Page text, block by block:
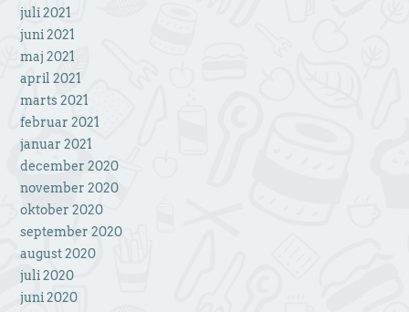
juli 2021
juni 2021
maj 2021
april 2021
marts 2021
februar 2021
januar 2021
december 2020
november 2020
oktober 2020
september 2020
august 2020
juli 2020
juni 2020